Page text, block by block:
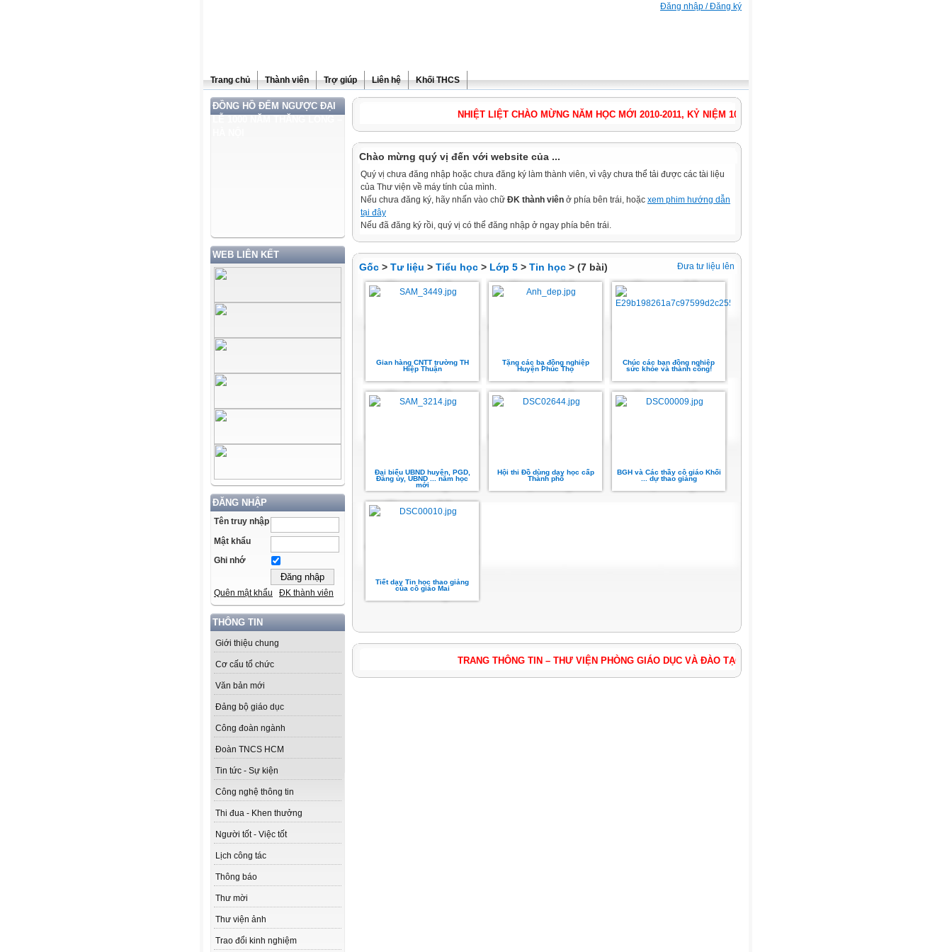
Đăng nhập / Đăng ký
Trang chủ Thành viên Trợ giúp Liên hệ Khối THCS
ĐỒNG HỒ ĐẾM NGƯỢC ĐẠI
WEB LIÊN KẾT
ĐĂNG NHẬP
Tên truy nhập
Mật khẩu
Ghi nhớ
Quên mật khẩu ĐK thành viên
THÔNG TIN
Giới thiệu chung
Cơ cấu tổ chức
Văn bản mới
Đảng bộ giáo dục
Công đoàn ngành
Đoàn TNCS HCM
Tin tức - Sự kiện
Công nghệ thông tin
Thi đua - Khen thưởng
Người tốt - Việc tốt
Lịch công tác
Thông báo
Thư mời
Thư viện ảnh
Trao đổi kinh nghiệm
NHIỆT LIỆT CHÀO MỪNG NĂM HỌC MỚI 2010-2011, KỶ NIỆM 1000 NĂM THĂNG LONG - HÀ NỘI ! NĂM HỌC TIẾP
Chào mừng quý vị đến với website của ...
Quý vị chưa đăng nhập hoặc chưa đăng ký làm thành viên, vì vậy chưa thể tải được các tài liệu
của Thư viện về máy tính của mình.
Nếu chưa đăng ký, hãy nhấn vào chữ ĐK thành viên ở phía bên trái, hoặc xem phim hướng dẫn
tại đây
Nếu đã đăng ký rồi, quý vị có thể đăng nhập ở ngay phía bên trái.
Đưa tư liệu lên
Gốc > Tư liệu > Tiểu học > Lớp 5 > Tin học > (7 bài)
Gian hàng CNTT trường TH
Hiệp Thuận
Tặng các bạ đồng nghiệp
Huyện Phúc Thọ
Chúc các bạn đồng nghiệp
sức khỏe và thành công!
Đại biểu UBND huyện, PGD,
Đảng ủy, UBND ... năm học
mới
Hội thi Đồ dùng dạy học cấp
Thành phố
BGH và Các thầy cô giáo Khối
... dự thao giảng
Tiết dạy Tin học thao giảng
của cô giáo Mai
TRANG THÔNG TIN – THƯ VIỆN PHÒNG GIÁO DỤC VÀ ĐÀO TẠO HUYỆN PHÚC THỌ - THÀNH PHỐ HÀ NỘI ĐỊA CHỈ: